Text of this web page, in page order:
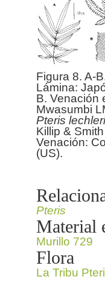
Figura 8. A-
Lámina:
B. Venación
Mwasumbi
Pteris lechleri
Killip &
Venación:
(US).
Pteris
Material
Murillo 729
Flora
La Tribu